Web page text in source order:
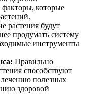
которые
растения будут
продумать систему
инструменты
Правильно
способствуют
полезных
здоровой